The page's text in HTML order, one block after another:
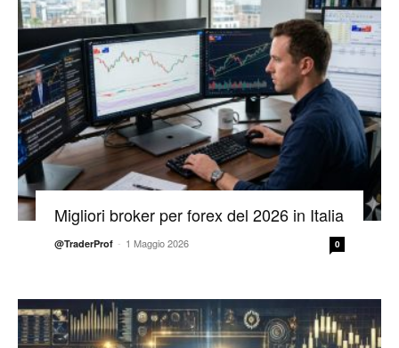
Migliori broker per forex del 2026 in Italia
@TraderProf - 1 Maggio 2026 0